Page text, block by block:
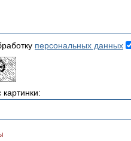
персональных данных